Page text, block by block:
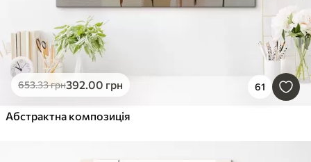
653.33грн392.00 грн 61
Абстрактна композиція